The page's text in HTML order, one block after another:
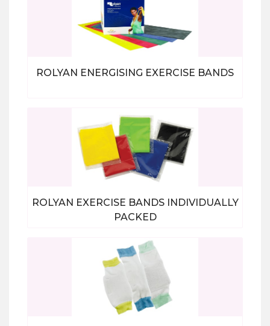
ROLYAN ENERGISING EXERCISE BANDS
ROLYAN EXERCISE BANDS INDIVIDUALLY
PACKED
Bekijk alle producten